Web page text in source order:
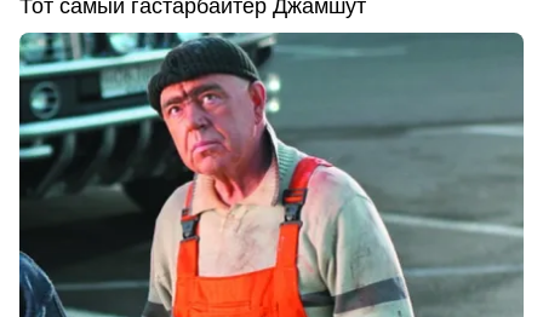
Тот самый гастарбайтер Джамшут